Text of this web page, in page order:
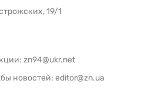
19/1
zn94@ukr.net
новостей: editor@zn.ua